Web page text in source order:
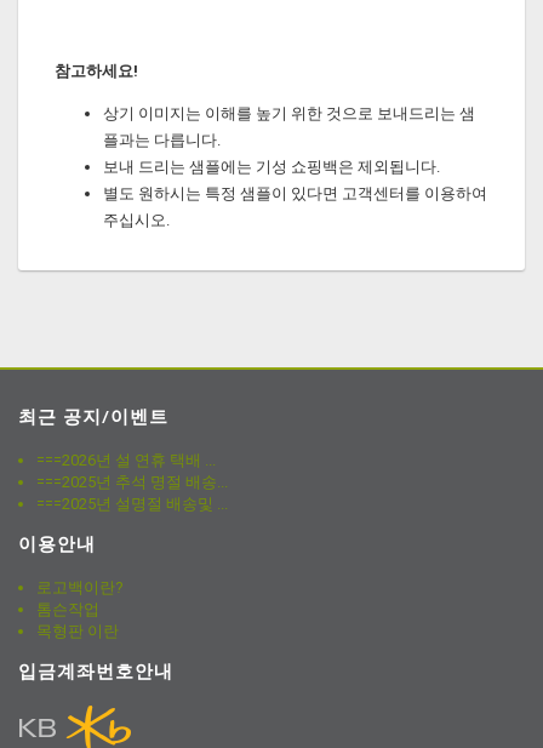
참고하세요!
상기 이미지는 이해를 높기 위한 것으로 보내드리는 샘
플과는 다릅니다.
보내 드리는 샘플에는 기성 쇼핑백은 제외됩니다.
별도 원하시는 특정 샘플이 있다면 고객센터를 이용하여
주십시오.
최근 공지/이벤트
===2026년 설 연휴 택배 ...
===2025년 추석 명절 배송...
===2025년 설명절 배송및 ...
이용안내
로고백이란?
톰슨작업
목형판 이란
입금계좌번호안내